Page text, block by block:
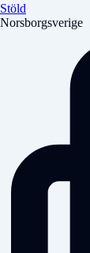
Stöld
Norsborgsverige